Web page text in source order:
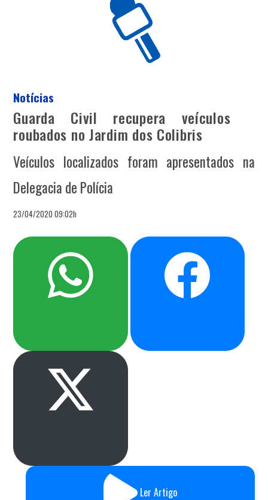
Notícias
Guarda Civil recupera veículos
roubados no Jardim dos Colibris
Veículos localizados foram apresentados na
Delegacia de Polícia
23/04/2020 09:02h
Ler Artigo